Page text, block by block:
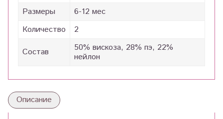
Размеры
6-12 мес
Количество
2
Состав
50% вискоза, 28% пэ, 22%
нейлон
Описание